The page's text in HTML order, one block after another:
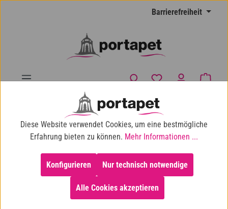
Barrierefreiheit
Du hast 0
10% Shop-Rabatt ab 100 € Einkaufswert
Hund
Hundespielzeug
Wurfspielzeug & Zerrspielzeug
Diese Website verwendet Cookies, um eine bestmögliche
Erfahrung bieten zu können. Mehr Informationen ...
Konfigurieren
Alle Cookies akzeptieren
Nur technisch notwendige